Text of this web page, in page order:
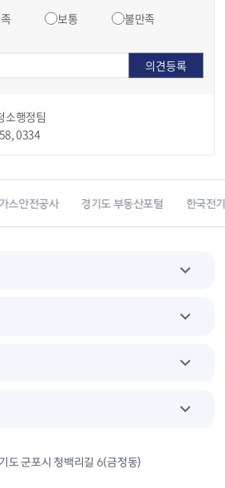
보통
불만족
소행정팀
0334
스안전공사 경기도 부동산포털 한국전
도 군포시 청백리길 6(금정동)